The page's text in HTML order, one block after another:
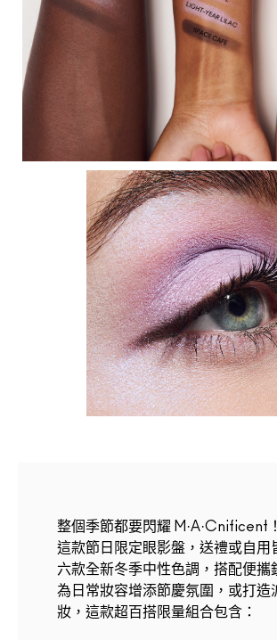
整個季節都要閃耀 M·A·Cnificent！
這款節日限定眼影盤，送禮或自用
六款全新冬季中性色調，搭配便攜
為日常妝容增添節慶氛圍，或打造
妝，這款超百搭限量組合包含：